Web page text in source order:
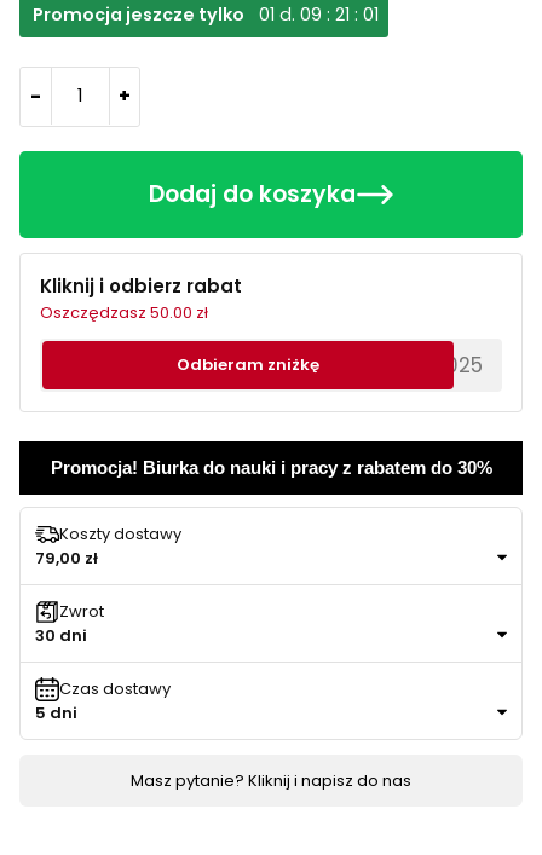
Promocja jeszcze tylko 01 d. 09 :21 :00
- +
Dodaj do koszyka
Kliknij i odbierz rabat
Oszczędzasz 50.00 zł
********EWS2025
Odbieram zniżkę
Promocja! Biurka do nauki i pracy z rabatem do 30%
Koszty dostawy
79,00 zł
Zwrot
30 dni
Czas dostawy
5 dni
Masz pytanie? Kliknij i napisz do nas